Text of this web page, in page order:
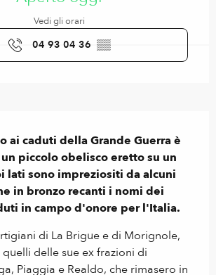
Vedi gli orari
04 93 04 36 ▒▒
ai caduti della Grande Guerra è
piccolo obelisco eretto su un
lati sono impreziositi da alcuni
in bronzo recanti i nomi dei
in campo d'onore per l'Italia.
di La Brigue e di Morignole,
delle sue ex frazioni di
Piaggia e Realdo, che rimasero in